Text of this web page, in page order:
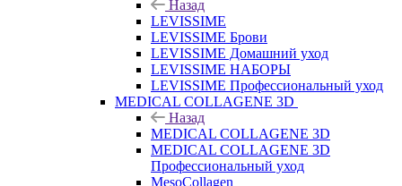
Назад
LEVISSIME
LEVISSIME Брови
LEVISSIME Домашний уход
LEVISSIME НАБОРЫ
LEVISSIME Профессиональный уход
MEDICAL COLLAGENE 3D
Назад
MEDICAL COLLAGENE 3D
MEDICAL COLLAGENE 3D
Профессиональный уход
MesoCollagen